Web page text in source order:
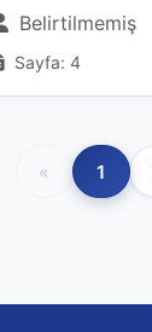
Belirtilmemiş
Sayfa: 4
« 1